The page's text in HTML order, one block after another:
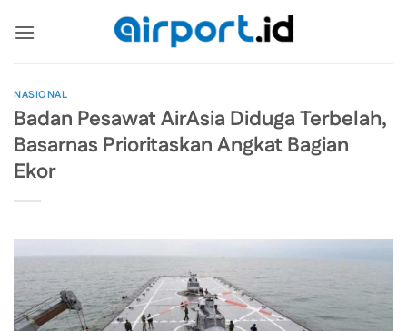
NASIONAL
Badan Pesawat AirAsia Diduga Terbelah,
Basarnas Prioritaskan Angkat Bagian
Ekor